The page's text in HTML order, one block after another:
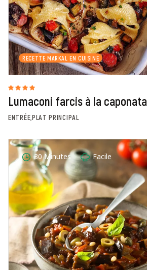
RECETTE MARKAL EN CUISINE
Lumaconi farcis à la caponata
ENTRÉE,PLAT PRINCIPAL
30 Minutes Facile